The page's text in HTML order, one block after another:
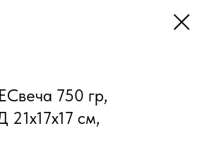
750 гр,
см,